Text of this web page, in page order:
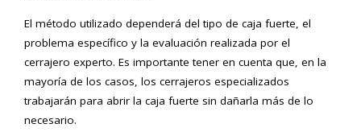
El método utilizado dependerá del tipo de caja fuerte, el
problema específico y la evaluación realizada por el
cerrajero experto. Es importante tener en cuenta que, en la
mayoría de los casos, los cerrajeros especializados
trabajarán para abrir la caja fuerte sin dañarla más de lo
necesario.